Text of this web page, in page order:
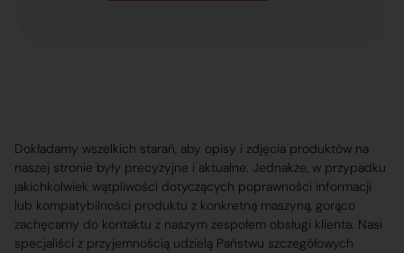
Dokładamy wszelkich starań, aby opisy i zdjęcia produktów na
naszej stronie były precyzyjne i aktualne. Jednakże, w przypadku
jakichkolwiek wątpliwości dotyczących poprawności informacji
lub kompatybilności produktu z konkretną maszyną, gorąco
zachęcamy do kontaktu z naszym zespołem obsługi klienta. Nasi
specjaliści z przyjemnością udzielą Państwu szczegółowych